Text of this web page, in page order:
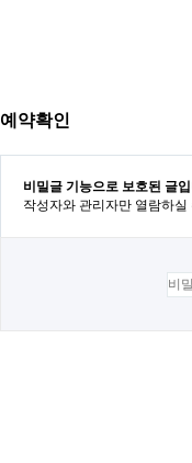
예약확인
비밀글 기능으로 보호된 글
작성자와 관리자만 열람하